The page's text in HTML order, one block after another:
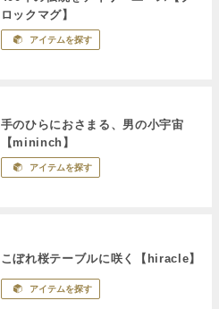
ロックマグ】
アイテムを探す
手のひらにおさまる、男の小宇宙
【mininch】
アイテムを探す
こぼれ桜テーブルに咲く【hiracle】
アイテムを探す